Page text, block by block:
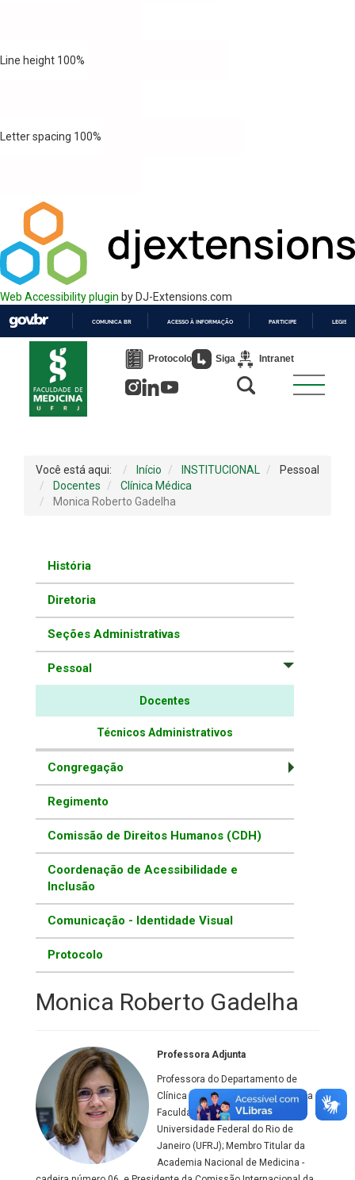
Line height 100%
Letter spacing 100%
Web Accessibility plugin by DJ-Extensions.com
PARA
COMUNICA BR ACESSO À INFORMAÇÃO PARTICIPE
Protocolo Siga Intranet
Você está aqui: Início INSTITUCIONAL
Pessoal
Docentes
Clínica Médica
Monica Roberto Gadelha
História
Diretoria
Seções Administrativas
Pessoal
Docentes
Técnicos Administrativos
Congregação
Regimento
Comissão de Direitos Humanos (CDH)
Coordenação de Acessibilidade e
Inclusão
Comunicação - Identidade Visual
Protocolo
Monica Roberto Gadelha
Professora Adjunta
Professora do Departamento de
Clínica Médica - Endocrinologia - da
Faculdade de Medicina da
Universidade Federal do Rio de
Janeiro (UFRJ); Membro Titular da
Academia Nacional de Medicina -